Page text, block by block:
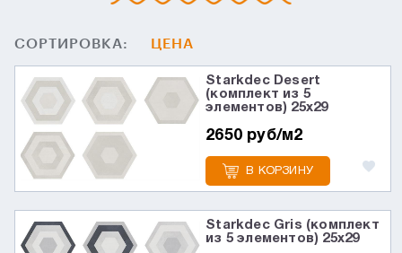
СОРТИРОВКА: ЦЕНА
Starkdec Desert
(комплект из 5
элементов) 25х29
2650 руб/м2
В КОРЗИНУ
Starkdec Gris (комплект
из 5 элементов) 25х29